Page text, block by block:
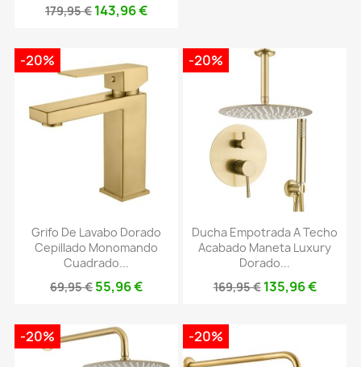
179,95 € 143,96 €
Grifo De Lavabo Dorado
Cepillado Monomando
Cuadrado...
69,95 € 55,96 €
-20%
Ducha Empotrada A Techo
Acabado Maneta Luxury
Dorado...
169,95 € 135,96 €
-20%
-20% -20%